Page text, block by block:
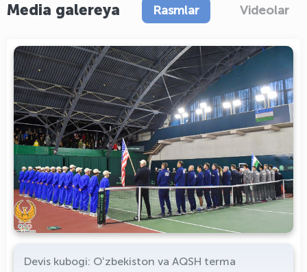
Media galereya Rasmlar Videolar
Devis kubogi: Oʻzbekiston va AQSH terma